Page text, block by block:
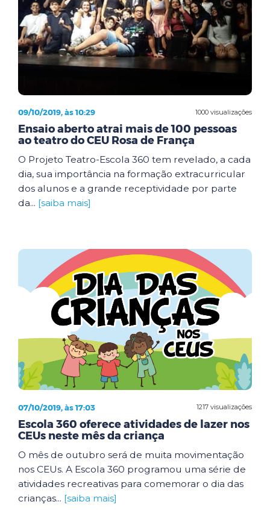
1000 visualizações
09/10/2019, às 10:29
Ensaio aberto atrai mais de 100 pessoas
ao teatro do CEU Rosa de França
O Projeto Teatro-Escola 360 tem revelado, a cada
dia, sua importância na formação extracurricular
dos alunos e a grande receptividade por parte
da... [saiba mais]
1217 visualizações
07/10/2019, às 17:03
Escola 360 oferece atividades de lazer nos
CEUs neste mês da criança
O mês de outubro será de muita movimentação
nos CEUs. A Escola 360 programou uma série de
atividades recreativas para comemorar o dia das
crianças... [saiba mais]